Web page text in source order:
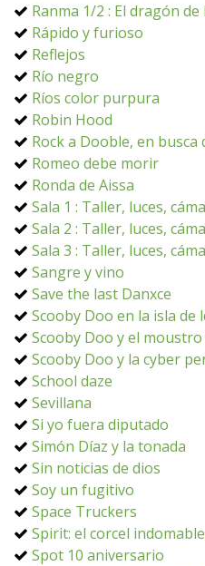
Ranma 1/2 : El dragón
Rápido y furioso
Reflejos
Río negro
Ríos color purpura
Robin Hood
Rock a Dooble, en busca
Romeo debe morir
Ronda de Aissa
Sala 1 : Taller, luces,
Sala 2 : Taller, luces,
Sala 3 : Taller, luces,
Sangre y vino
Save the last Danxce
Scooby Doo en la isla de
Scooby Doo y el
Scooby Doo y la cyber
School daze
Sevillana
Si yo fuera diputado
Simón Díaz y la tonada
Sin noticias de dios
Soy un fugitivo
Space Truckers
Spirit: el corcel indomable
Spot 10 aniversario